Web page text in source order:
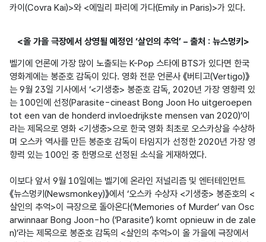
카이(Covra Kai)>와 <에밀리 파리에 가다(Emily in Paris)>가 있다.
<올 가을 극장에서 상영될 예정인 ‘살인의 추억’ – 출처 : 뉴스멍키>
벨기에 언론에 가장 많이 노출되는 K-Pop 스타에 BTS가 있다면 한국
영화계에는 봉준호 감독이 있다. 영화 전문 언론사 《버티고(Vertigo)》
는 9월 23일 기사에서 ‘<기생충> 봉준호 감독, 2020년 가장 영향력 있
는 100인에 선정(Parasite-cineast Bong Joon Ho uitgeroepen
tot een van de honderd invloedrijkste mensen van 2020)’이
라는 제목으로 영화 <기생충>으로 한국 영화 최초로 오스카상을 수상하
며 오스카 역사를 만든 봉준호 감독이 타임지가 선정한 2020년 가장 영
향력 있는 100인 중 한명으로 선정된 소식을 게재하였다.
이보다 앞서 9월 10일에는 벨기에 온라인 저널리즘 및 엔터테인먼트
《뉴스멍키(Newsmonkey)》에서 ‘오스카 수상자 <기생충> 봉준호의 <
살인의 추억>이 극장으로 돌아온다(‘Memories of Murder’ van Osc
arwinnaar Bong Joon-ho (‘Parasite’) komt opnieuw in de zale
n)’라는 제목으로 봉준호 감독의 <살인의 추억>이 올 가을에 극장에서